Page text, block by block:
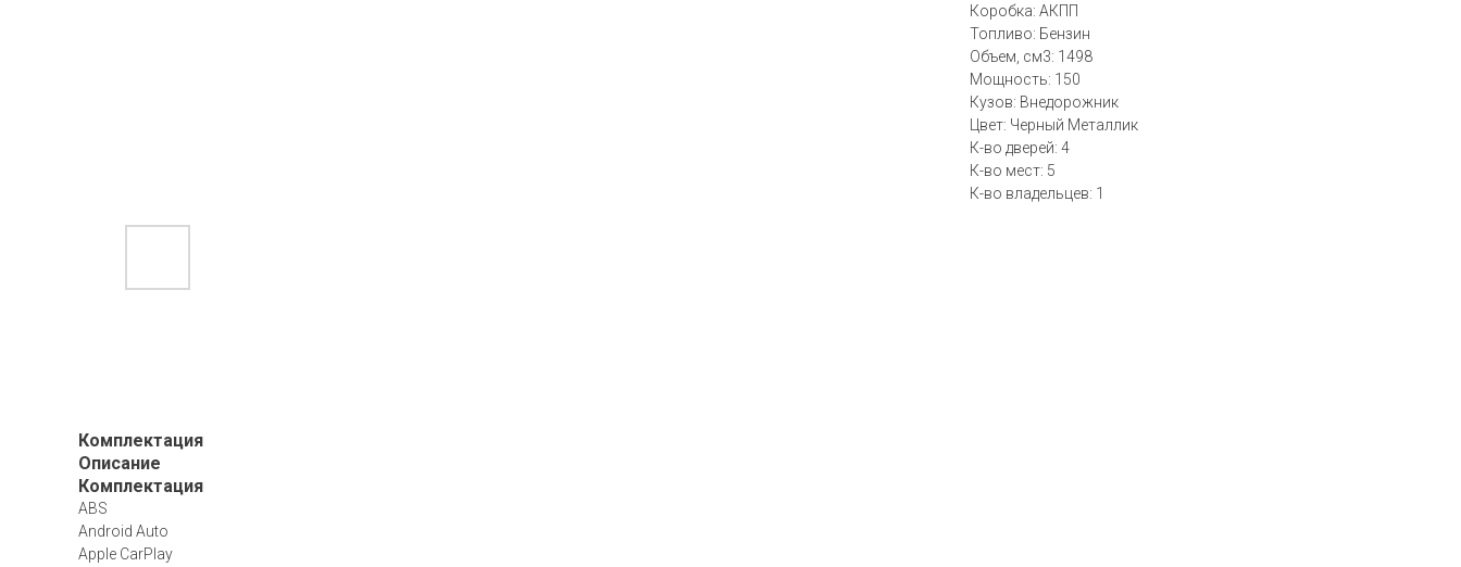
Коробка: АКПП
Топливо: Бензин
Объем, см3: 1498
Мощность: 150
Кузов: Внедорожник
Цвет: Черный Металлик
К-во дверей: 4
К-во мест: 5
К-во владельцев: 1
Комплектация
Описание
Комплектация
ABS
Android Auto
Apple CarPlay